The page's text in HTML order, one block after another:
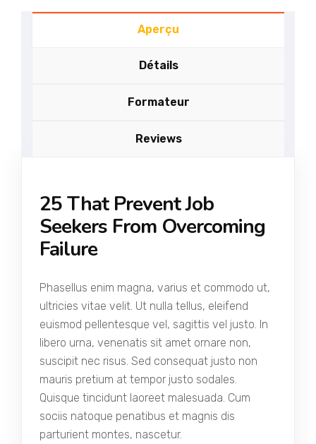
Aperçu
Détails
Formateur
Reviews
25 That Prevent Job
Seekers From Overcoming
Failure
Phasellus enim magna, varius et commodo ut,
ultricies vitae velit. Ut nulla tellus, eleifend
euismod pellentesque vel, sagittis vel justo. In
libero urna, venenatis sit amet ornare non,
suscipit nec risus. Sed consequat justo non
mauris pretium at tempor justo sodales.
Quisque tincidunt laoreet malesuada. Cum
sociis natoque penatibus et magnis dis
parturient montes, nascetur.